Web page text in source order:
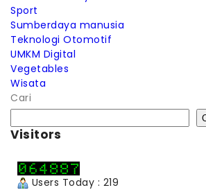
Sport
Sumberdaya manusia
Teknologi Otomotif
UMKM Digital
Vegetables
Wisata
Cari
Visitors
Users Today : 219